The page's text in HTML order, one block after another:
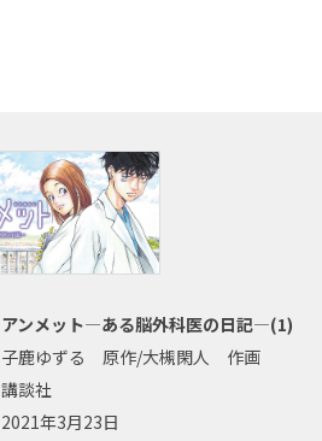
アンメット―ある脳外科医の日記―(1)
子鹿ゆずる 原作/大槻閑人 作画
講談社
2021年3月23日